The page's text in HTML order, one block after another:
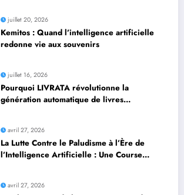
juillet 20, 2026
Kemitos : Quand l’intelligence artificielle
redonne vie aux souvenirs
juillet 16, 2026
Pourquoi LIVRATA révolutionne la
génération automatique de livres
avril 27, 2026
La Lutte Contre le Paludisme à l’Ère de
l’Intelligence Artificielle : Une Course
avril 27, 2026